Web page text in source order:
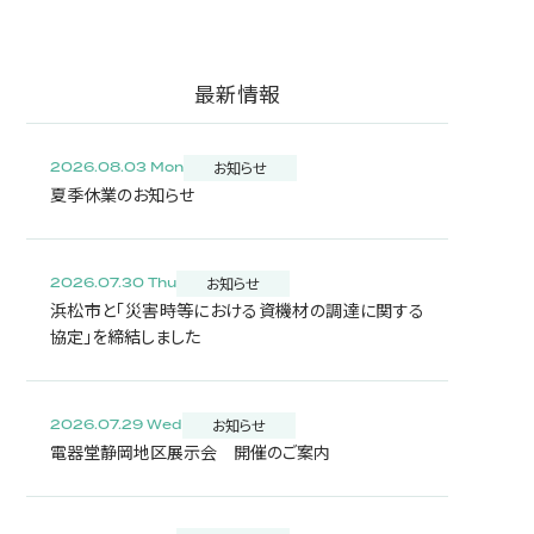
最新情報
2026.08.03 Mon お知らせ
夏季休業のお知らせ
2026.07.30 Thu お知らせ
浜松市と「災害時等における資機材の調達に関する
協定」を締結しました
2026.07.29 Wed お知らせ
電器堂静岡地区展示会 開催のご案内